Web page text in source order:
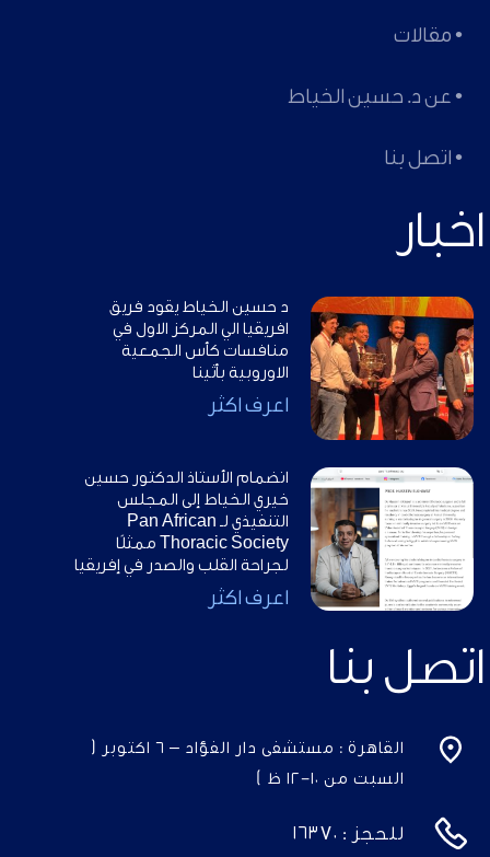
• مقالات
• عن د. حسين الخياط
• اتصل بنا
اخبار
د حسين الخياط يقود فريق
افريقيا الي المركز الاول في
منافسات كأس الجمعية
الاوروبية بأثينا
اعرف اكثر
انضمام الأستاذ الدكتور حسين
خيري الخياط إلى المجلس
التنفيذي لـ Pan African
Thoracic Society ممثلًا
لجراحة القلب والصدر في إفريقيا
اعرف اكثر
اتصل بنا
القاهرة : مستشفى دار الفؤاد – ٦ اكتوبر (
السبت من ١٠-١٢ ظ )
للحجز : ١٦٣٧٠